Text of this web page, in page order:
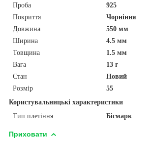
Проба
925
Покриття
Чорніння
Довжина
550 мм
Ширина
4.5 мм
Товщина
1.5 мм
Вага
13 г
Стан
Новий
Розмір
55
Користувальницькі характеристики
Тип плетіння
Бісмарк
Приховати